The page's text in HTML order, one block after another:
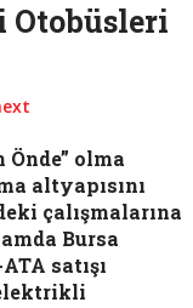
Otobüsleri
olma
altyapısını
çalışmalarına
Bursa
satışı